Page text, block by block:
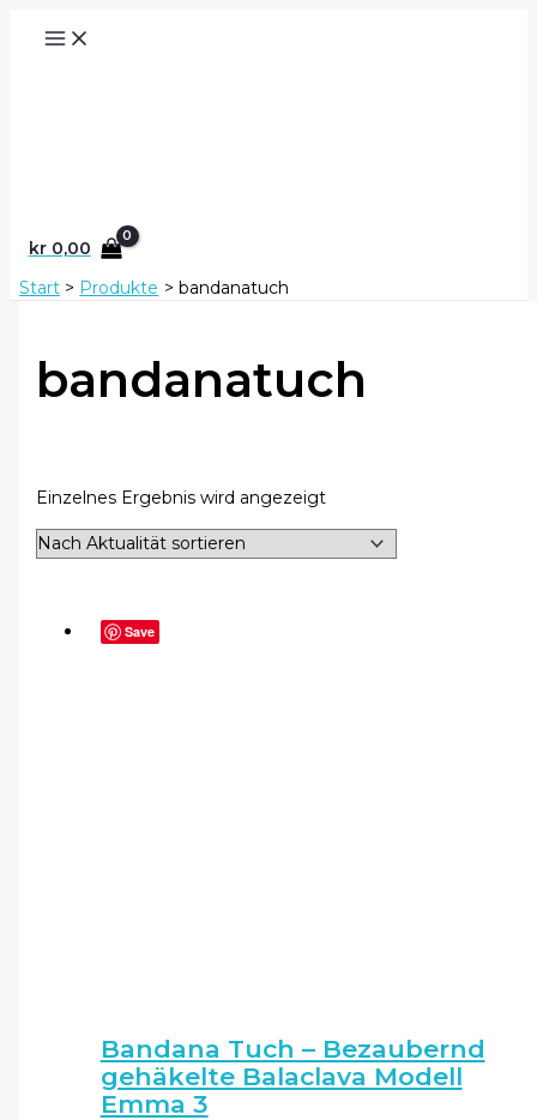
Inhalt
kr0,00
Start
Produkte bandanatuch
bandanatuch
Einzelnes Ergebnis wird angezeigt
Save
Bandana Tuch – Bezaubernd
gehäkelte Balaclava Modell
Emma 3